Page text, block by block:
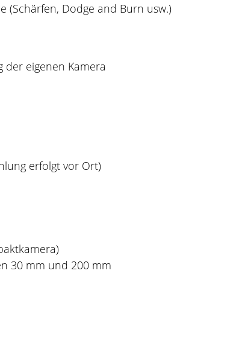
(Schärfen, Dodge and Burn usw.)
eigenen Kamera
erfolgt vor Ort)
30 mm und 200 mm